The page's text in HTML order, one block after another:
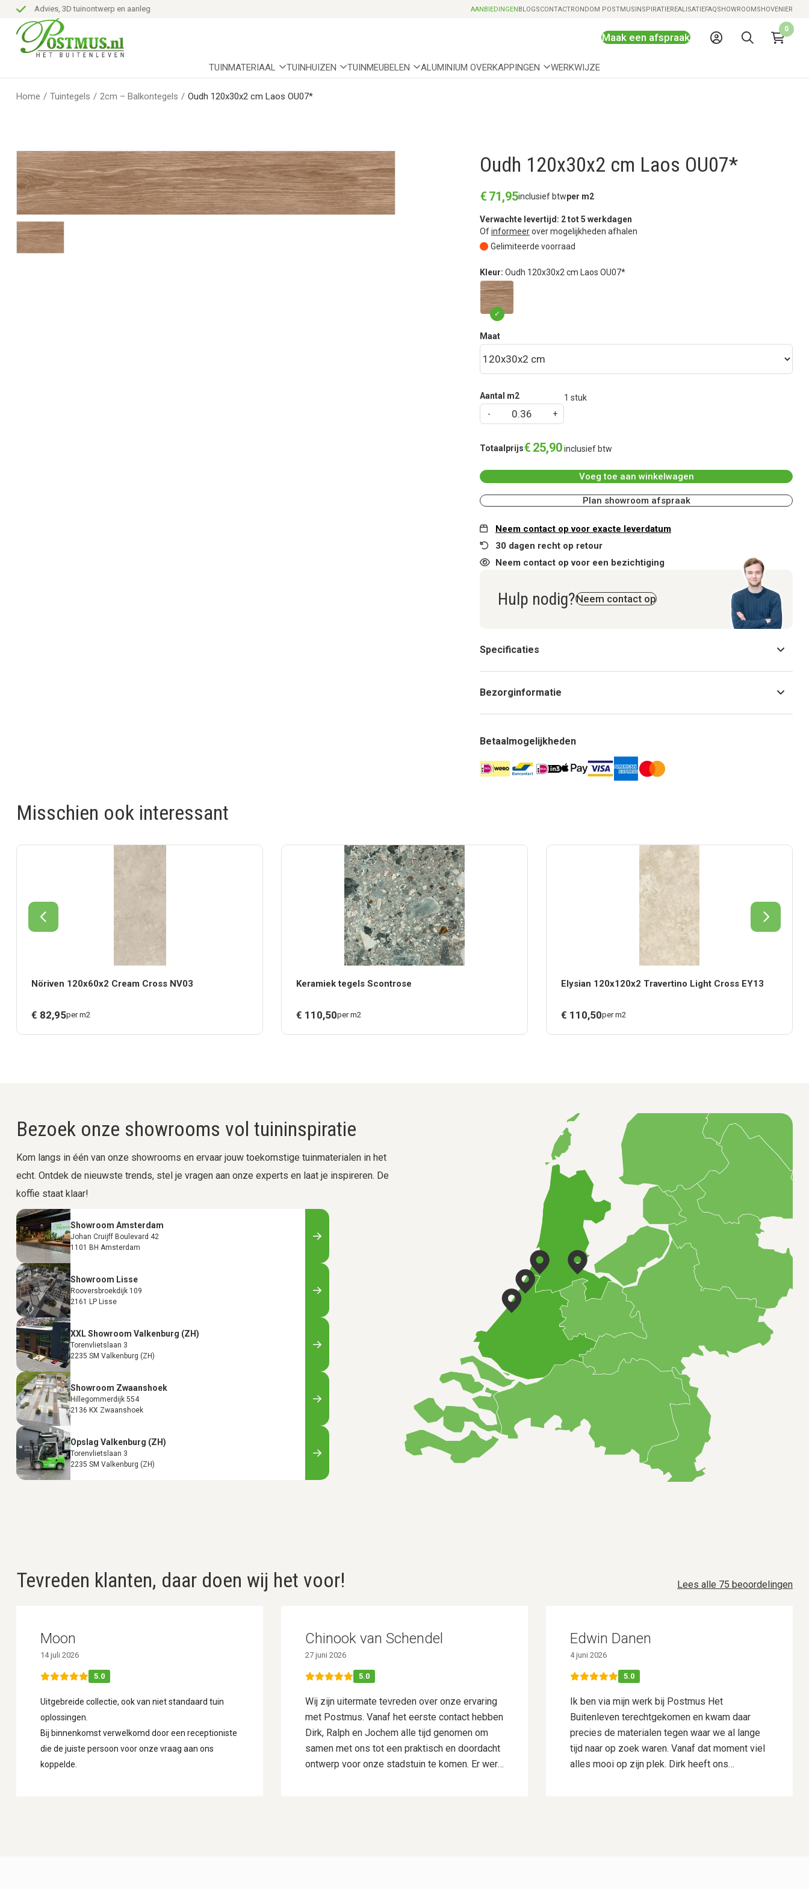
Advies, 3D tuinontwerp en aanleg Snelle levering mogelijk
AANBIEDINGENBLOGSCONTACTRONDOM POSTMUSINSPIRATIEREALISATIEFAQSHOWROOMSHOVENIER
Maak een afspraak
0
TUINMATERIAAL TUINHUIZEN TUINMEUBELEN ALUMINIUM OVERKAPPINGEN WERKWIJZE
Home / Tuintegels / 2cm – Balkontegels / Oudh 120x30x2 cm Laos OU07*
Oudh 120x30x2 cm Laos OU07*
€ 71,95inclusief btwper m2
Verwachte levertijd: 2 tot 5 werkdagen
Ofinformeerover mogelijkheden afhalen
Gelimiteerde voorraad
Kleur: Oudh 120x30x2 cm Laos OU07*
Maat
Aantal m2 1 stuk
Totaalprijs€ 25,90inclusief btw
Voeg toe aan winkelwagen
Plan showroom afspraak
Neem contact op voor exacte leverdatum
30 dagen recht op retour
Neem contact op voor een bezichtiging
Hulp nodig?Neem contact op
Specificaties
Bezorginformatie
Betaalmogelijkheden
Misschien ook interessant
Nöriven 120x60x2 Cream Cross NV03
€ 82,95per m2
Keramiek tegels Scontrose
€ 110,50per m2
Elysian 120x120x2 Travertino Light Cross EY13
€ 110,50per m2
Bezoek onze showrooms vol tuininspiratie
Kom langs in één van onze showrooms en ervaar jouw toekomstige tuinmaterialen in het
echt. Ontdek de nieuwste trends, stel je vragen aan onze experts en laat je inspireren. De
koffie staat klaar!
Showroom Amsterdam
Johan Cruijff Boulevard 42
1101 BH Amsterdam
Showroom Lisse
Rooversbroekdijk 109
2161 LP Lisse
XXL Showroom Valkenburg (ZH)
Torenvlietslaan 3
2235 SM Valkenburg (ZH)
Showroom Zwaanshoek
Hillegommerdijk 554
2136 KX Zwaanshoek
Opslag Valkenburg (ZH)
Torenvlietslaan 3
2235 SM Valkenburg (ZH)
Tevreden klanten, daar doen wij het voor! Lees alle 75 beoordelingen
Moon
14 juli 2026
5.0
Uitgebreide collectie, ook van niet standaard tuin
oplossingen.
Bij binnenkomst verwelkomd door een receptioniste
die de juiste persoon voor onze vraag aan ons
koppelde.
Chinook van Schendel
27 juni 2026
5.0
Wij zijn uitermate tevreden over onze ervaring
met Postmus. Vanaf het eerste contact hebben
Dirk, Ralph en Jochem alle tijd genomen om
samen met ons tot een praktisch en doordacht
ontwerp voor onze stadstuin te komen. Er werd
Edwin Danen
4 juni 2026
5.0
Ik ben via mijn werk bij Postmus Het
Buitenleven terechtgekomen en kwam daar
precies de materialen tegen waar we al lange
tijd naar op zoek waren. Vanaf dat moment viel
alles mooi op zijn plek. Dirk heeft ons